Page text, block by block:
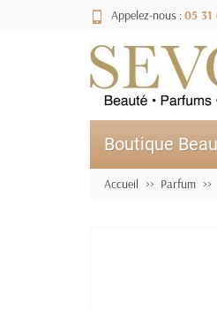
Appelez-nous :05 31
Boutique
Accueil Parfum